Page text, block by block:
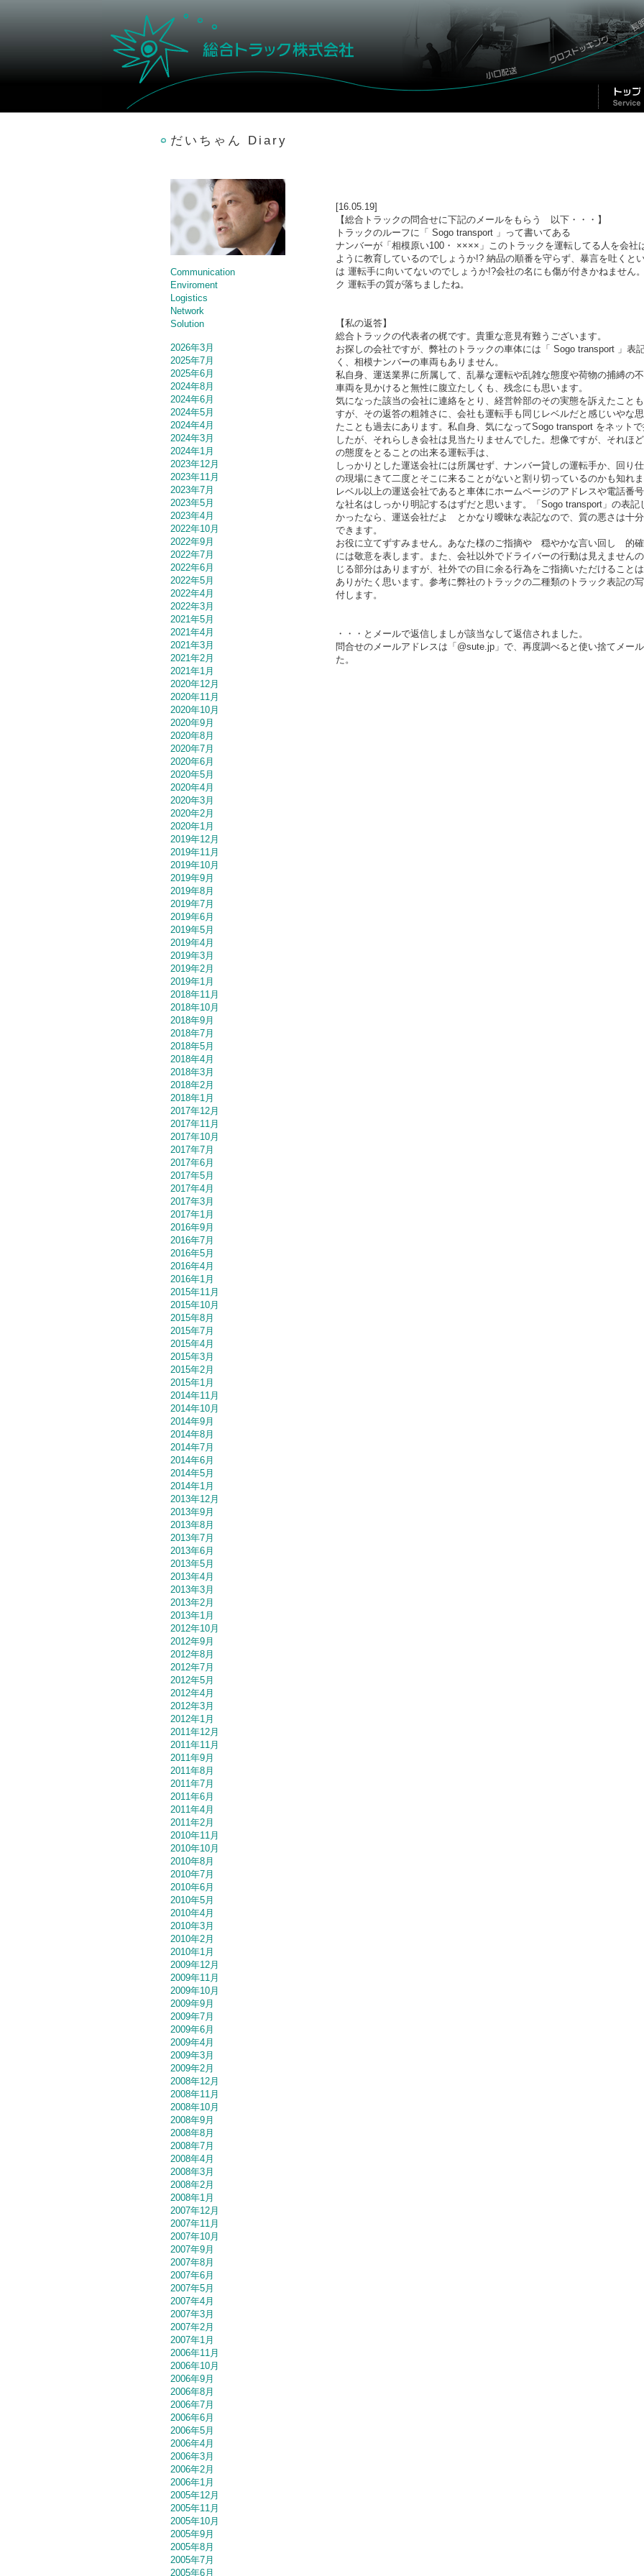
だいちゃん Diary
Communication
Enviroment
Logistics
Network
Solution
2026年3月
2025年7月
2025年6月
2024年8月
2024年6月
2024年5月
2024年4月
2024年3月
2024年1月
2023年12月
2023年11月
2023年7月
2023年5月
2023年4月
2022年10月
2022年9月
2022年7月
2022年6月
2022年5月
2022年4月
2022年3月
2021年5月
2021年4月
2021年3月
2021年2月
2021年1月
2020年12月
2020年11月
2020年10月
2020年9月
2020年8月
2020年7月
2020年6月
2020年5月
2020年4月
2020年3月
2020年2月
2020年1月
2019年12月
2019年11月
2019年10月
2019年9月
2019年8月
2019年7月
2019年6月
2019年5月
2019年4月
2019年3月
2019年2月
2019年1月
2018年11月
2018年10月
2018年9月
2018年7月
2018年5月
2018年4月
2018年3月
2018年2月
2018年1月
2017年12月
2017年11月
2017年10月
2017年7月
2017年6月
2017年5月
2017年4月
2017年3月
2017年1月
2016年9月
2016年7月
2016年5月
2016年4月
2016年1月
2015年11月
2015年10月
2015年8月
2015年7月
2015年4月
2015年3月
2015年2月
2015年1月
2014年11月
2014年10月
2014年9月
2014年8月
2014年7月
2014年6月
2014年5月
2014年1月
2013年12月
2013年9月
2013年8月
2013年7月
2013年6月
2013年5月
2013年4月
2013年3月
2013年2月
2013年1月
2012年10月
2012年9月
2012年8月
2012年7月
2012年5月
2012年4月
2012年3月
2012年1月
2011年12月
2011年11月
2011年9月
2011年8月
2011年7月
2011年6月
2011年4月
2011年2月
2010年11月
2010年10月
2010年8月
2010年7月
2010年6月
2010年5月
2010年4月
2010年3月
2010年2月
2010年1月
2009年12月
2009年11月
2009年10月
2009年9月
2009年7月
2009年6月
2009年4月
2009年3月
2009年2月
2008年12月
2008年11月
2008年10月
2008年9月
2008年8月
2008年7月
2008年4月
2008年3月
2008年2月
2008年1月
2007年12月
2007年11月
2007年10月
2007年9月
2007年8月
2007年6月
2007年5月
2007年4月
2007年3月
2007年2月
2007年1月
2006年11月
2006年10月
2006年9月
2006年8月
2006年7月
2006年6月
2006年5月
2006年4月
2006年3月
2006年2月
2006年1月
2005年12月
2005年11月
2005年10月
2005年9月
2005年8月
2005年7月
2005年6月
[16.05.19]
【総合トラックの問合せに下記のメールをもらう 以下・・・】
トラックのルーフに「 Sogo transport 」って書いてある
ナンバーが「相模原い100・ ××××」このトラックを運転してる人を会社
ように教育しているのでしょうか!? 納品の順番を守らず、暴言を吐くと
は 運転手に向いてないのでしょうか!?会社の名にも傷が付きかねません
ク 運転手の質が落ちましたね。
【私の返答】
総合トラックの代表者の梶です。貴重な意見有難うございます。
お探しの会社ですが、弊社のトラックの車体には「 Sogo transport 」表
く、相模ナンバーの車両もありません。
私自身、運送業界に所属して、乱暴な運転や乱雑な態度や荷物の捕縛の
車両を見かけると無性に腹立たしくも、残念にも思います。
気になった該当の会社に連絡をとり、経営幹部のその実態を訴えたこと
すが、その返答の粗雑さに、会社も運転手も同じレベルだと感じいやな
たことも過去にあります。私自身、気になってSogo transport をネット
したが、それらしき会社は見当たりませんでした。想像ですが、それほ
の態度をとることの出来る運転手は、
しっかりとした運送会社には所属せず、ナンバー貸しの運転手か、回り
の現場にきて二度とそこに来ることがないと割り切っているのかも知れ
レベル以上の運送会社であると車体にホームページのアドレスや電話番
な社名はしっかり明記するはずだと思います。「Sogo transport」の表記
かったなら、運送会社だよ とかなり曖昧な表記なので、質の悪さは十
できます。
お役に立てずすみません。あなた様のご指摘や 穏やかな言い回し 的
には敬意を表します。また、会社以外でドライバーの行動は見えません
じる部分はありますが、社外での目に余る行為をご指摘いただけること
ありがたく思います。参考に弊社のトラックの二種類のトラック表記の
付します。
・・・とメールで返信しましが該当なして返信されました。
問合せのメールアドレスは「@sute.jp」で、再度調べると使い捨てメー
た。